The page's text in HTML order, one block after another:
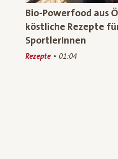
Bio-Powerfood aus
köstliche Rezepte
SportlerInnen
Rezepte 01:04